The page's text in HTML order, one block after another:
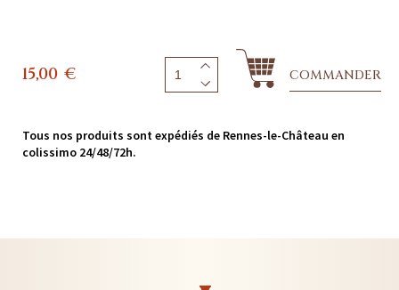
15,00 € COMMANDER
Tous nos produits sont expédiés de Rennes-le-Château en
colissimo 24/48/72h.